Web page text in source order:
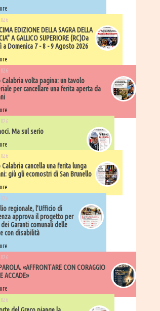
EDIZIONE DELLA SAGRA DELLA
A GALLICO SUPERIORE (RC)Da
a Domenica 7 - 8 - 9 Agosto 2026
Calabria volta pagina: un tavolo
per cancellare una ferita aperta da
Ma sul serio
cancella una ferita lunga
giù gli ecomostri di San Brunello
regionale, l’Ufficio di
approva il progetto per
dei Garanti comunali delle
con disabilità
«AFFRONTARE CON CORAGGIO
ACCADE»